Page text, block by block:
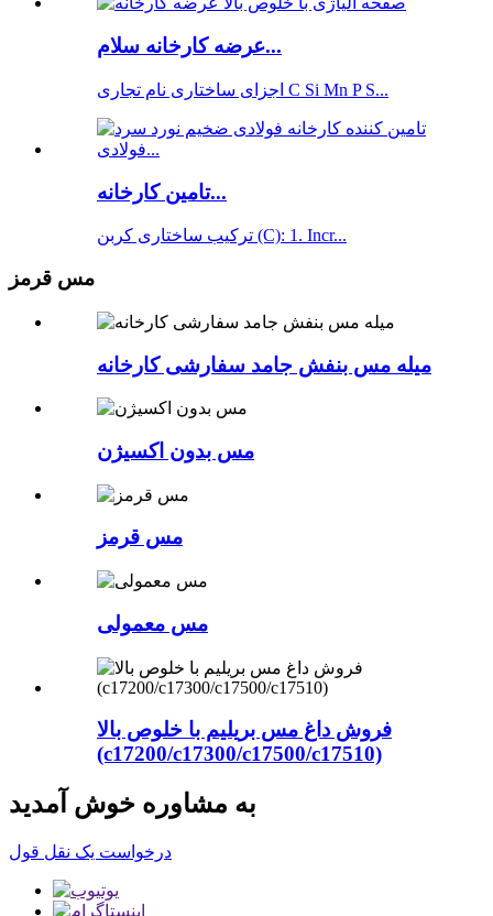
عرضه کارخانه سلام...
اجزای ساختاری نام تجاری C Si Mn P S...
تامین کارخانه...
ترکیب ساختاری کربن (C): 1. Incr...
مس قرمز
میله مس بنفش جامد سفارشی کارخانه
مس بدون اکسیژن
مس قرمز
مس معمولی
فروش داغ مس بریلیم با خلوص بالا
(c17200/c17300/c17500/c17510)
به مشاوره خوش آمدید
درخواست یک نقل قول